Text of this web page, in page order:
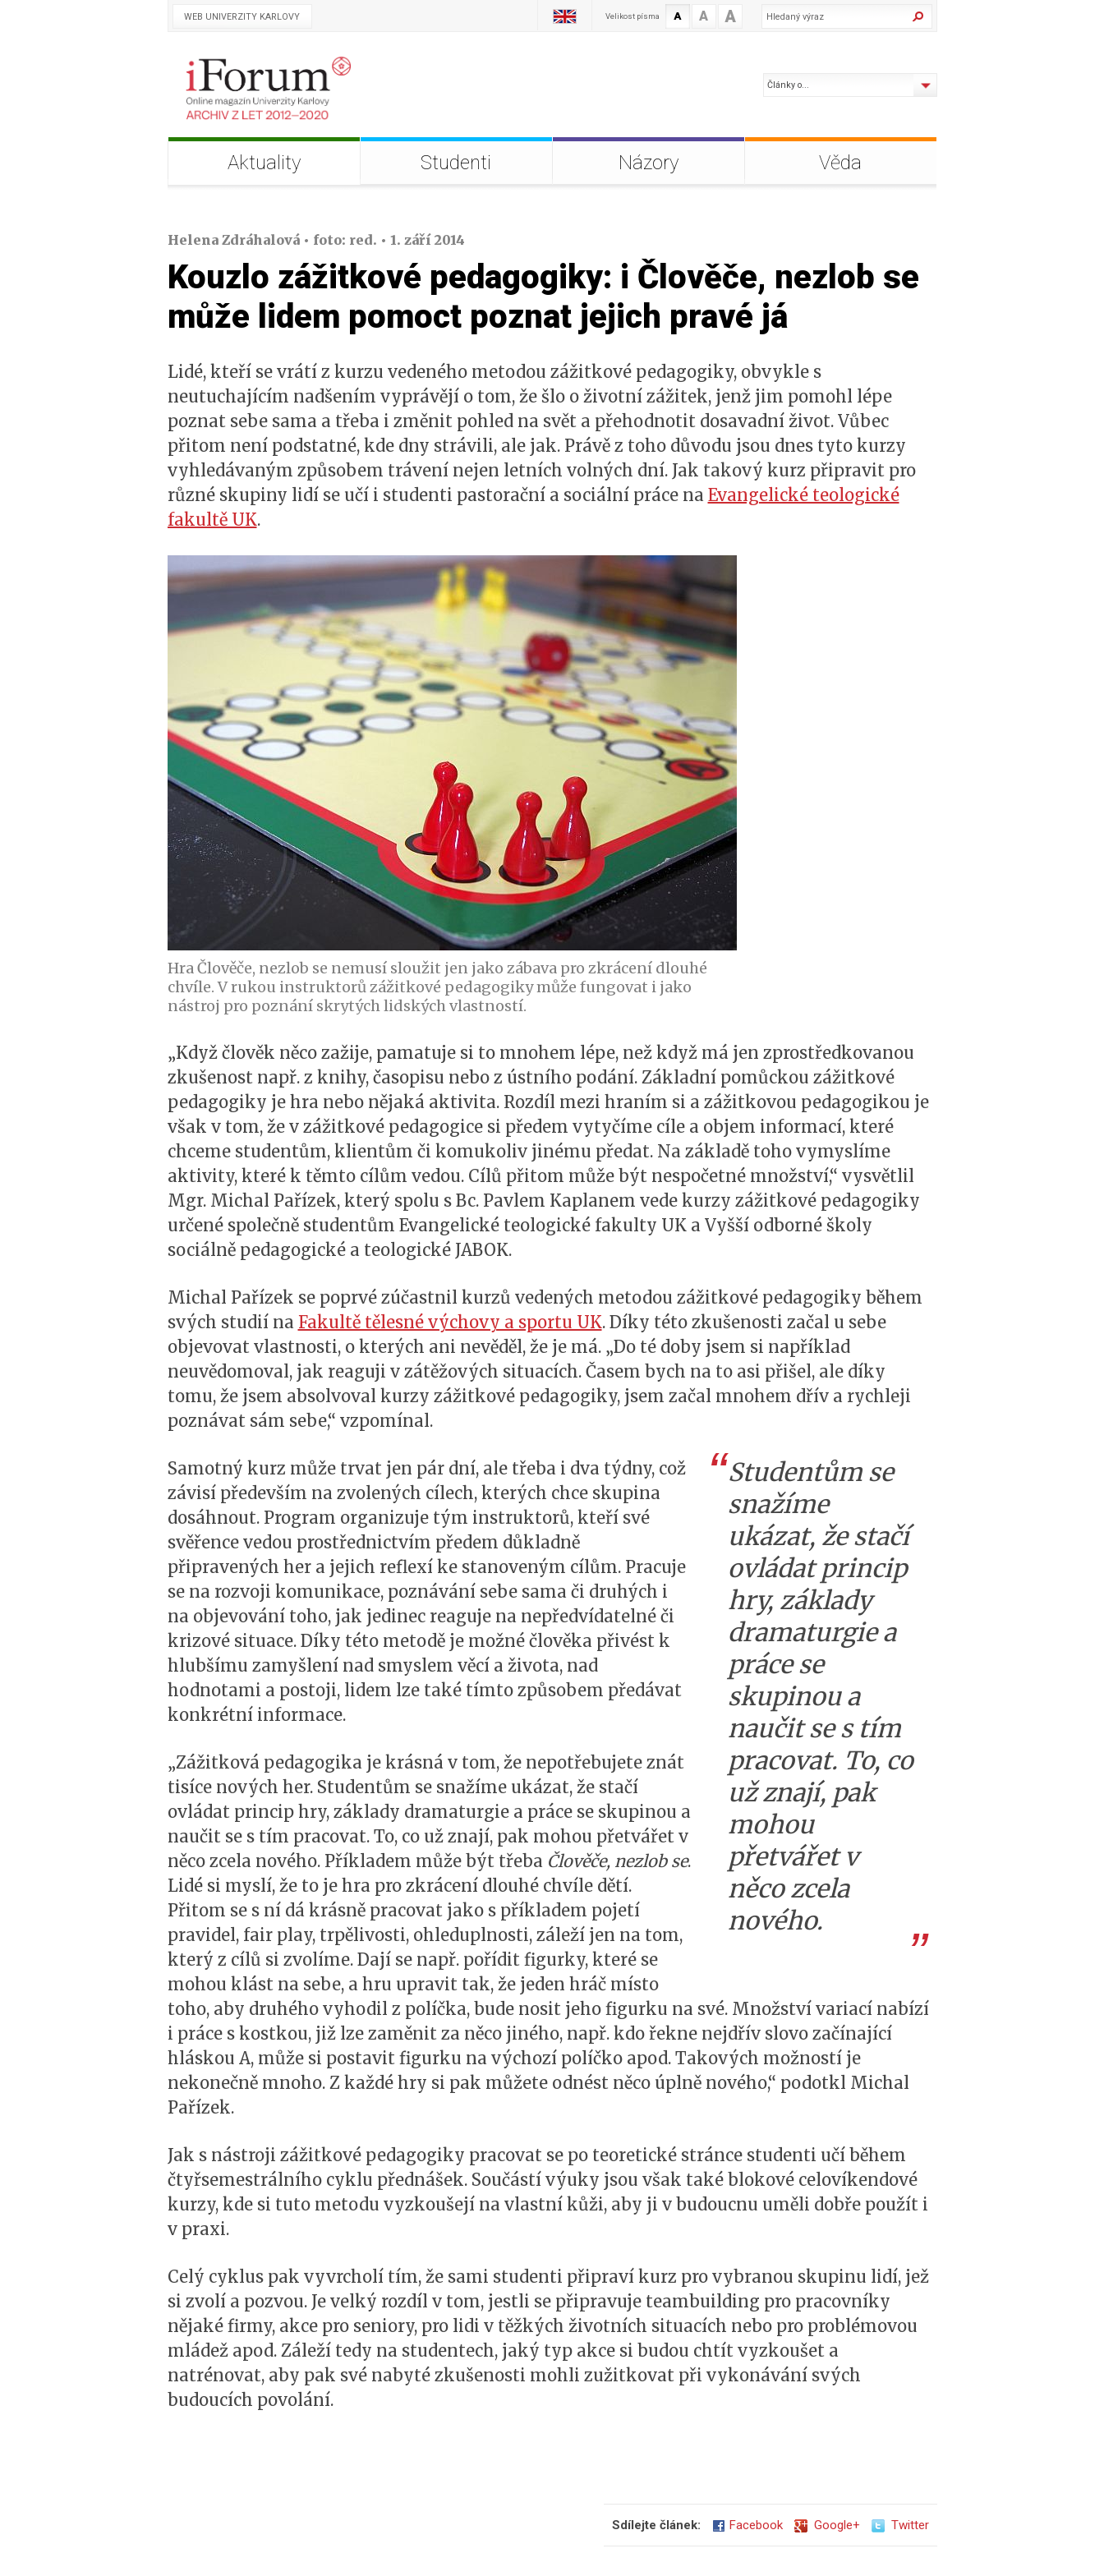
Články o...
Aktuality Studenti Názory Věda
Helena Zdráhalová • foto: red. • 1. září 2014
Kouzlo zážitkové pedagogiky: i Člověče, nezlob se
může lidem pomoct poznat jejich pravé já
Lidé, kteří se vrátí z kurzu vedeného metodou zážitkové pedagogiky, obvykle s
neutuchajícím nadšením vyprávějí o tom, že šlo o životní zážitek, jenž jim pomohl lépe
poznat sebe sama a třeba i změnit pohled na svět a přehodnotit dosavadní život. Vůbec
přitom není podstatné, kde dny strávili, ale jak. Právě z toho důvodu jsou dnes tyto kurzy
vyhledávaným způsobem trávení nejen letních volných dní. Jak takový kurz připravit pro
různé skupiny lidí se učí i studenti pastorační a sociální práce na Evangelické teologické
fakultě UK.
Hra Člověče, nezlob se nemusí sloužit jen jako zábava pro zkrácení dlouhé
chvíle. V rukou instruktorů zážitkové pedagogiky může fungovat i jako
nástroj pro poznání skrytých lidských vlastností.
„Když člověk něco zažije, pamatuje si to mnohem lépe, než když má jen zprostředkovanou
zkušenost např. z knihy, časopisu nebo z ústního podání. Základní pomůckou zážitkové
pedagogiky je hra nebo nějaká aktivita. Rozdíl mezi hraním si a zážitkovou pedagogikou je
však v tom, že v zážitkové pedagogice si předem vytyčíme cíle a objem informací, které
chceme studentům, klientům či komukoliv jinému předat. Na základě toho vymyslíme
aktivity, které k těmto cílům vedou. Cílů přitom může být nespočetné množství,“ vysvětlil
Mgr. Michal Pařízek, který spolu s Bc. Pavlem Kaplanem vede kurzy zážitkové pedagogiky
určené společně studentům Evangelické teologické fakulty UK a Vyšší odborné školy
sociálně pedagogické a teologické JABOK.
Michal Pařízek se poprvé zúčastnil kurzů vedených metodou zážitkové pedagogiky během
svých studií na Fakultě tělesné výchovy a sportu UK. Díky této zkušenosti začal u sebe
objevovat vlastnosti, o kterých ani nevěděl, že je má. „Do té doby jsem si například
neuvědomoval, jak reaguji v zátěžových situacích. Časem bych na to asi přišel, ale díky
tomu, že jsem absolvoval kurzy zážitkové pedagogiky, jsem začal mnohem dřív a rychleji
poznávat sám sebe,“ vzpomínal.
Studentům se
snažíme
ukázat, že stačí
ovládat princip
hry, základy
dramaturgie a
práce se
skupinou a
naučit se s tím
pracovat. To, co
už znají, pak
mohou
přetvářet v
něco zcela
nového.
Samotný kurz může trvat jen pár dní, ale třeba i dva týdny, což
závisí především na zvolených cílech, kterých chce skupina
dosáhnout. Program organizuje tým instruktorů, kteří své
svěřence vedou prostřednictvím předem důkladně
připravených her a jejich reflexí ke stanoveným cílům. Pracuje
se na rozvoji komunikace, poznávání sebe sama či druhých i
na objevování toho, jak jedinec reaguje na nepředvídatelné či
krizové situace. Díky této metodě je možné člověka přivést k
hlubšímu zamyšlení nad smyslem věcí a života, nad
hodnotami a postoji, lidem lze také tímto způsobem předávat
konkrétní informace.
„Zážitková pedagogika je krásná v tom, že nepotřebujete znát
tisíce nových her. Studentům se snažíme ukázat, že stačí
ovládat princip hry, základy dramaturgie a práce se skupinou a
naučit se s tím pracovat. To, co už znají, pak mohou přetvářet v
něco zcela nového. Příkladem může být třeba Člověče, nezlob se.
Lidé si myslí, že to je hra pro zkrácení dlouhé chvíle dětí.
Přitom se s ní dá krásně pracovat jako s příkladem pojetí
pravidel, fair play, trpělivosti, ohleduplnosti, záleží jen na tom,
který z cílů si zvolíme. Dají se např. pořídit figurky, které se
mohou klást na sebe, a hru upravit tak, že jeden hráč místo
toho, aby druhého vyhodil z políčka, bude nosit jeho figurku na své. Množství variací nabízí
i práce s kostkou, již lze zaměnit za něco jiného, např. kdo řekne nejdřív slovo začínající
hláskou A, může si postavit figurku na výchozí políčko apod. Takových možností je
nekonečně mnoho. Z každé hry si pak můžete odnést něco úplně nového,“ podotkl Michal
Pařízek.
Jak s nástroji zážitkové pedagogiky pracovat se po teoretické stránce studenti učí během
čtyřsemestrálního cyklu přednášek. Součástí výuky jsou však také blokové celovíkendové
kurzy, kde si tuto metodu vyzkoušejí na vlastní kůži, aby ji v budoucnu uměli dobře použít i
v praxi.
Celý cyklus pak vyvrcholí tím, že sami studenti připraví kurz pro vybranou skupinu lidí, jež
si zvolí a pozvou. Je velký rozdíl v tom, jestli se připravuje teambuilding pro pracovníky
nějaké firmy, akce pro seniory, pro lidi v těžkých životních situacích nebo pro problémovou
mládež apod. Záleží tedy na studentech, jaký typ akce si budou chtít vyzkoušet a
natrénovat, aby pak své nabyté zkušenosti mohli zužitkovat při vykonávání svých
budoucích povolání.
Sdílejte článek: Facebook Google+ Twitter
WEB UNIVERZITY KARLOVY Velikost písma A A A